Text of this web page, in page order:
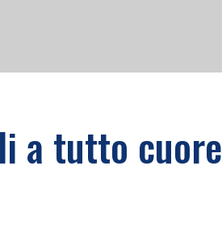
a tutto cuore